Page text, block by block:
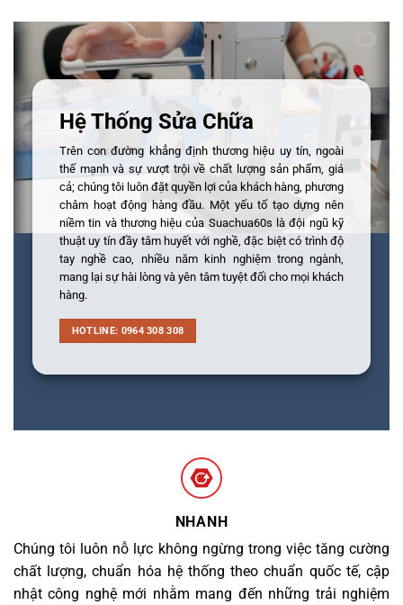
Hệ Thống Sửa Chữa
Trên con đường khẳng định thương hiệu uy tín, ngoài
thế mạnh và sự vượt trội về chất lượng sản phẩm, giá
cả; chúng tôi luôn đặt quyền lợi của khách hàng, phương
châm hoạt động hàng đầu. Một yếu tố tạo dựng nên
niềm tin và thương hiệu của Suachua60s là đội ngũ kỹ
thuật uy tín đầy tâm huyết với nghề, đặc biệt có trình độ
tay nghề cao, nhiều năm kinh nghiệm trong ngành,
mang lại sự hài lòng và yên tâm tuyệt đối cho mọi khách
hàng.
HOTLINE: 0964 308 308
NHANH
Chúng tôi luôn nỗ lực không ngừng trong việc tăng cường
chất lượng, chuẩn hóa hệ thống theo chuẩn quốc tế, cập
nhật công nghệ mới nhằm mang đến những trải nghiệm